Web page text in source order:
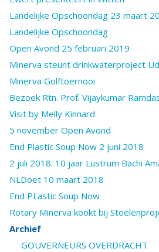
Landelijke Opschoondag 23 maart
Landelijke Opschoondag
Open Avond 25 februari 2019
Minerva steunt drinkwaterproject
Minerva Golftoernooi
Bezoek Rtn. Prof. Vijaykumar
Visit by Melly Kinnard
5 november Open Avond
End Plastic Soup Now 2 juni 2018
2 juli 2018: 10 jaar Lustrum Bachi
NLDoet 10 maart 2018
End PLastic Soup Now
Rotary Minerva kookt bij
Archief
GOUVERNEURS OVERDRACHT